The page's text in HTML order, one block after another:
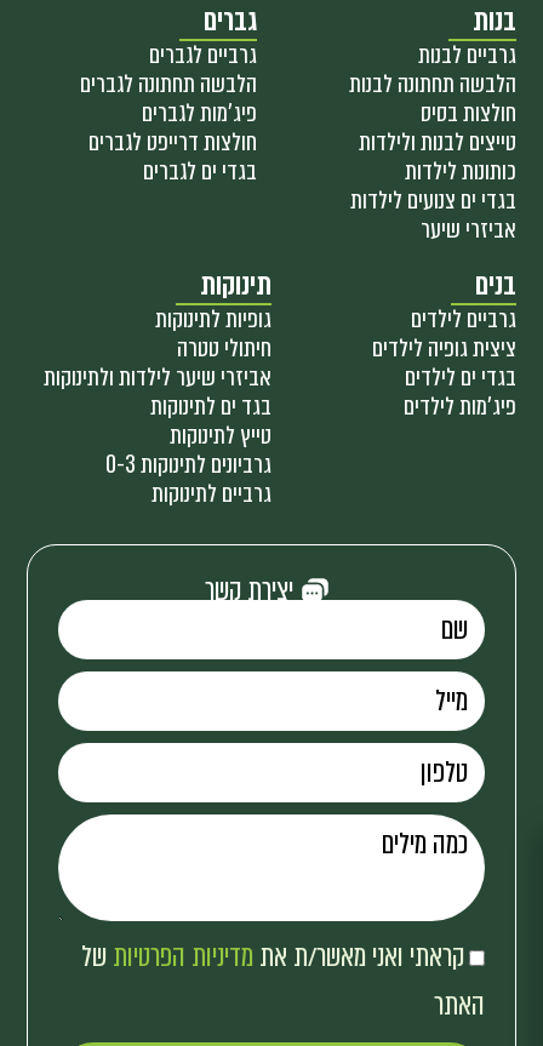
בנות
גרביים לבנות
הלבשה תחתונה לבנות
חולצות בסיס
טייצים לבנות ולילדות
כותונות לילדות
בגדי ים צנועים לילדות
אביזרי שיער
גברים
גרביים לגברים
הלבשה תחתונה לגברים
פיג'מות לגברים
חולצות דרייפט לגברים
בגדי ים לגברים
בנים
גרביים לילדים
ציצית גופיה לילדים
בגדי ים לילדים
פיג'מות לילדים
תינוקות
גופיות לתינוקות
חיתולי טטרה
אביזרי שיער לילדות ולתינוקות
בגד ים לתינוקות
טייץ לתינוקות
גרביונים לתינוקות 0-3
גרביים לתינוקות
יצירת קשר
קראתי ואני מאשר/ת את מדיניות הפרטיות של
האתר